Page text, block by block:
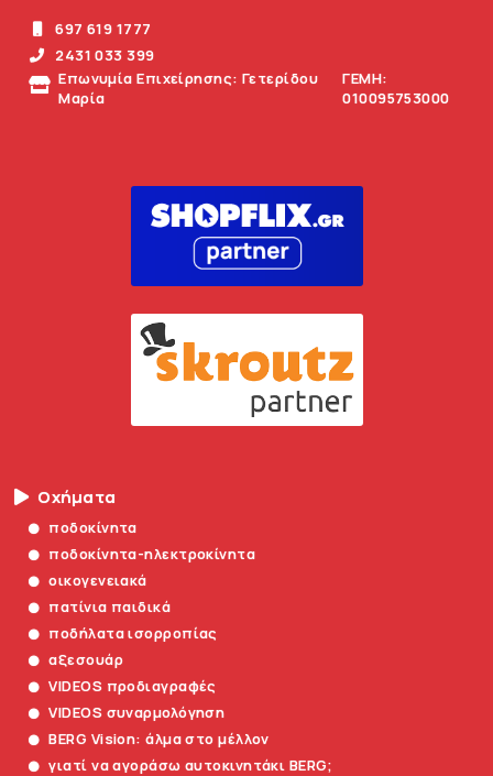
697 619 1777
2431 033 399
Επωνυμία Επιχείρησης: Γετερίδου
Μαρία
ΓΕΜΗ:
010095753000
Οχήματα
ποδοκίνητα
ποδοκίνητα-ηλεκτροκίνητα
οικογενειακά
πατίνια παιδικά
ποδήλατα ισορροπίας
αξεσουάρ
VIDEOS προδιαγραφές
VIDEOS συναρμολόγηση
BERG Vision: άλμα στο μέλλον
γιατί να αγοράσω αυτοκινητάκι BERG;